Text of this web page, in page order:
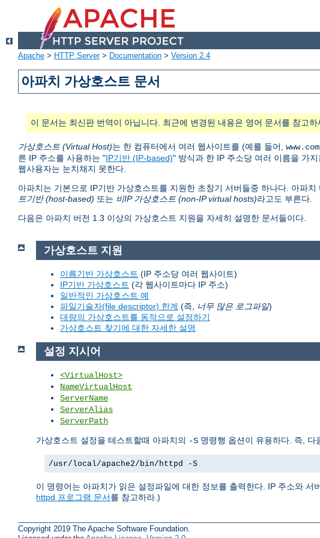
Apache > HTTP Server> Documentation > Version 2.4
아파치 가상호스트 문서
이 문서는 최신판 번역이 아닙니다. 최근에 변경된 내용은 영어 문서를 참고하
가상호스트 (Virtual Host)는 한 컴퓨터에서 여러 웹사이트를 (예를 들어,
른 IP 주소를 사용하는 "IP기반 (IP-based)" 방식과 한 IP 주소당 여러 이름을 가지
웹사용자는 눈치채지 못한다.
아파치는 기본으로 IP기반 가상호스트를 지원한 초창기 서버들중 하나다. 아파
트기반 (host-based) 또는 비IP 가상호스트 (non-IP virtual hosts)라고도 부른다.
다음은 아파치 버전 1.3 이상의 가상호스트 지원을 자세히 설명한 문서들이다.
가상호스트 지원
이름기반 가상호스트 (IP 주소당 여러 웹사이트)
IP기반 가상호스트 (각 웹사이트마다 IP 주소)
일반적인 가상호스트 예
파일기술자(file descriptor) 한계 (즉, 너무 많은 로그파일)
대량의 가상호스트를 동적으로 설정하기
가상호스트 찾기에 대한 자세한 설명
설정 지시어
<VirtualHost>
NameVirtualHost
ServerName
ServerAlias
ServerPath
가상호스트 설정을 테스트할때 아파치의 -S 명령행 옵션이 유용하다. 즉, 다
/usr/local/apache2/bin/httpd -S
이 명령어는 아파치가 읽은 설정파일에 대한 정보를 출력한다. IP 주소와
httpd 프로그램 문서를 참고하라.)
Copyright 2019 The Apache Software Foundation.